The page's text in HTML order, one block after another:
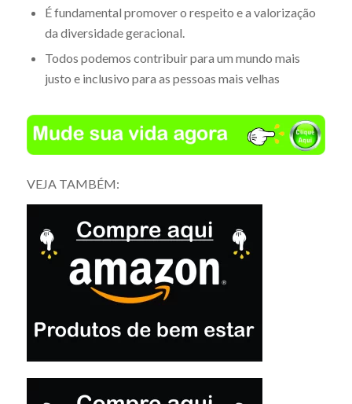
É fundamental promover o respeito e a valorização
da diversidade geracional.
Todos podemos contribuir para um mundo mais
justo e inclusivo para as pessoas mais velhas
VEJA TAMBÉM: